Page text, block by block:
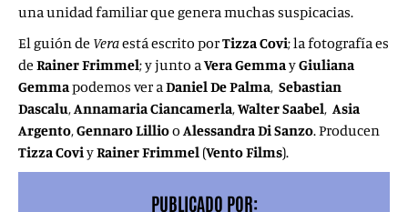
una unidad familiar que genera muchas suspicacias.
El guión de Veraestá escrito porTizza Covi; la fotografía es
de Rainer Frimmel; y junto aVera GemmayGiuliana
Gemmapodemos ver a Daniel De Palma, Sebastian
Dascalu, Annamaria Ciancamerla,Walter Saabel, Asia
Argento,Gennaro Lillioo Alessandra Di Sanzo. Producen
Tizza Covi yRainer Frimmel (Vento Films).
PUBLICADO POR: